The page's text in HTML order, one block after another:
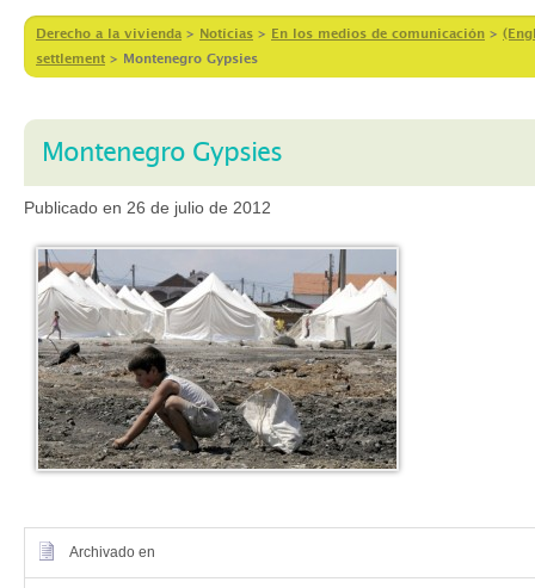
Derecho a la vivienda > Notícias > En los medios de comunicación >
settlement > Montenegro Gypsies
Montenegro Gypsies
Publicado en 26 de julio de 2012
Archivado en